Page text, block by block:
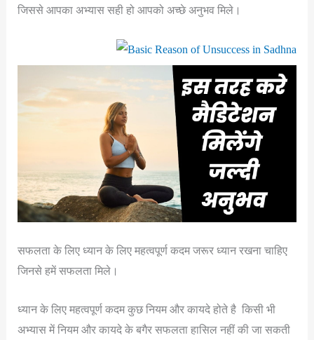
जिससे आपका अभ्यास सही हो आपको अच्छे अनुभव मिले।
सफलता के लिए ध्यान के लिए महत्वपूर्ण कदम जरूर ध्यान रखना चाहिए
जिनसे हमें सफलता मिले।
ध्यान के लिए महत्वपूर्ण कदम कुछ नियम और कायदे होते है किसी भी
अभ्यास में नियम और कायदे के बगैर सफलता हासिल नहीं की जा सकती